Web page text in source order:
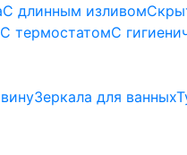
С длинным изливом
С термостатомС
Зеркала для ванных